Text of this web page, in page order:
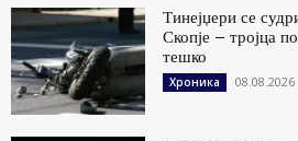
Тинејџери се
Скопје – тројца
тешко
Хроника 08.08.2026